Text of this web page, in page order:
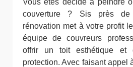
Vous êtes décidé à peindre
couverture ? Sis près
rénovation met à votre profit
équipe de couvreurs
offrir un toit esthétique et
protection. Avec faisant appel